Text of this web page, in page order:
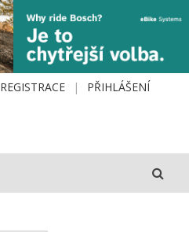
REGISTRACE PŘIHLÁŠENÍ